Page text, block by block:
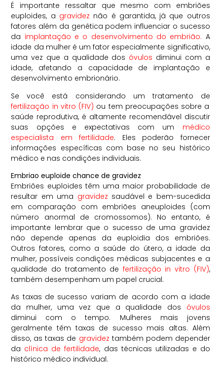
É importante ressaltar que mesmo com embriões
euploides, a gravidez não é garantida, já que outros
fatores além da genética podem influenciar o sucesso
da implantação e o desenvolvimento do embrião. A
idade da mulher é um fator especialmente significativo,
uma vez que a qualidade dos óvulos diminui com a
idade, afetando a capacidade de implantação e
desenvolvimento embrionário.
Se você está considerando um tratamento de
fertilização in vitro (FIV) ou tem preocupações sobre a
saúde reprodutiva, é altamente recomendável discutir
suas opções e expectativas com um médico
especialista em fertilidade. Eles poderão fornecer
informações específicas com base no seu histórico
médico e nas condições individuais.
Embriao euploide chance de gravidez
Embriões euploides têm uma maior probabilidade de
resultar em uma gravidez saudável e bem-sucedida
em comparação com embriões aneuploides (com
número anormal de cromossomos). No entanto, é
importante lembrar que o sucesso de uma gravidez
não depende apenas da euploidia dos embriões.
Outros fatores, como a saúde do útero, a idade da
mulher, possíveis condições médicas subjacentes e a
qualidade do tratamento de fertilização in vitro (FIV),
também desempenham um papel crucial.
As taxas de sucesso variam de acordo com a idade
da mulher, uma vez que a qualidade dos óvulos
diminui com o tempo. Mulheres mais jovens
geralmente têm taxas de sucesso mais altas. Além
disso, as taxas de gravidez também podem depender
da clínica de fertilidade, das técnicas utilizadas e do
histórico médico individual.